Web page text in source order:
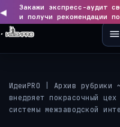
◀
Закажи экспресс-аудит
и получи рекомендации
ИдеиPRO Архив рубрики
внедряет покрасочный
системы межзаводской